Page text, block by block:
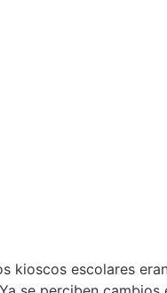
kioscos escolares